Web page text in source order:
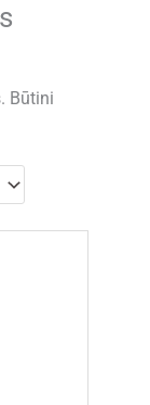
Būtini